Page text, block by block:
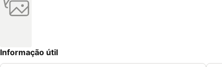
Informação útil